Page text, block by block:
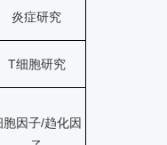
炎症研究
T细胞研究
胞因子/趋化因